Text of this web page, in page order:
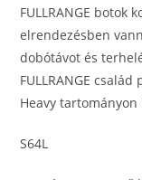
FULLRANGE botok
elrendezésben
dobótávot és
FULLRANGE
Heavy
S64L